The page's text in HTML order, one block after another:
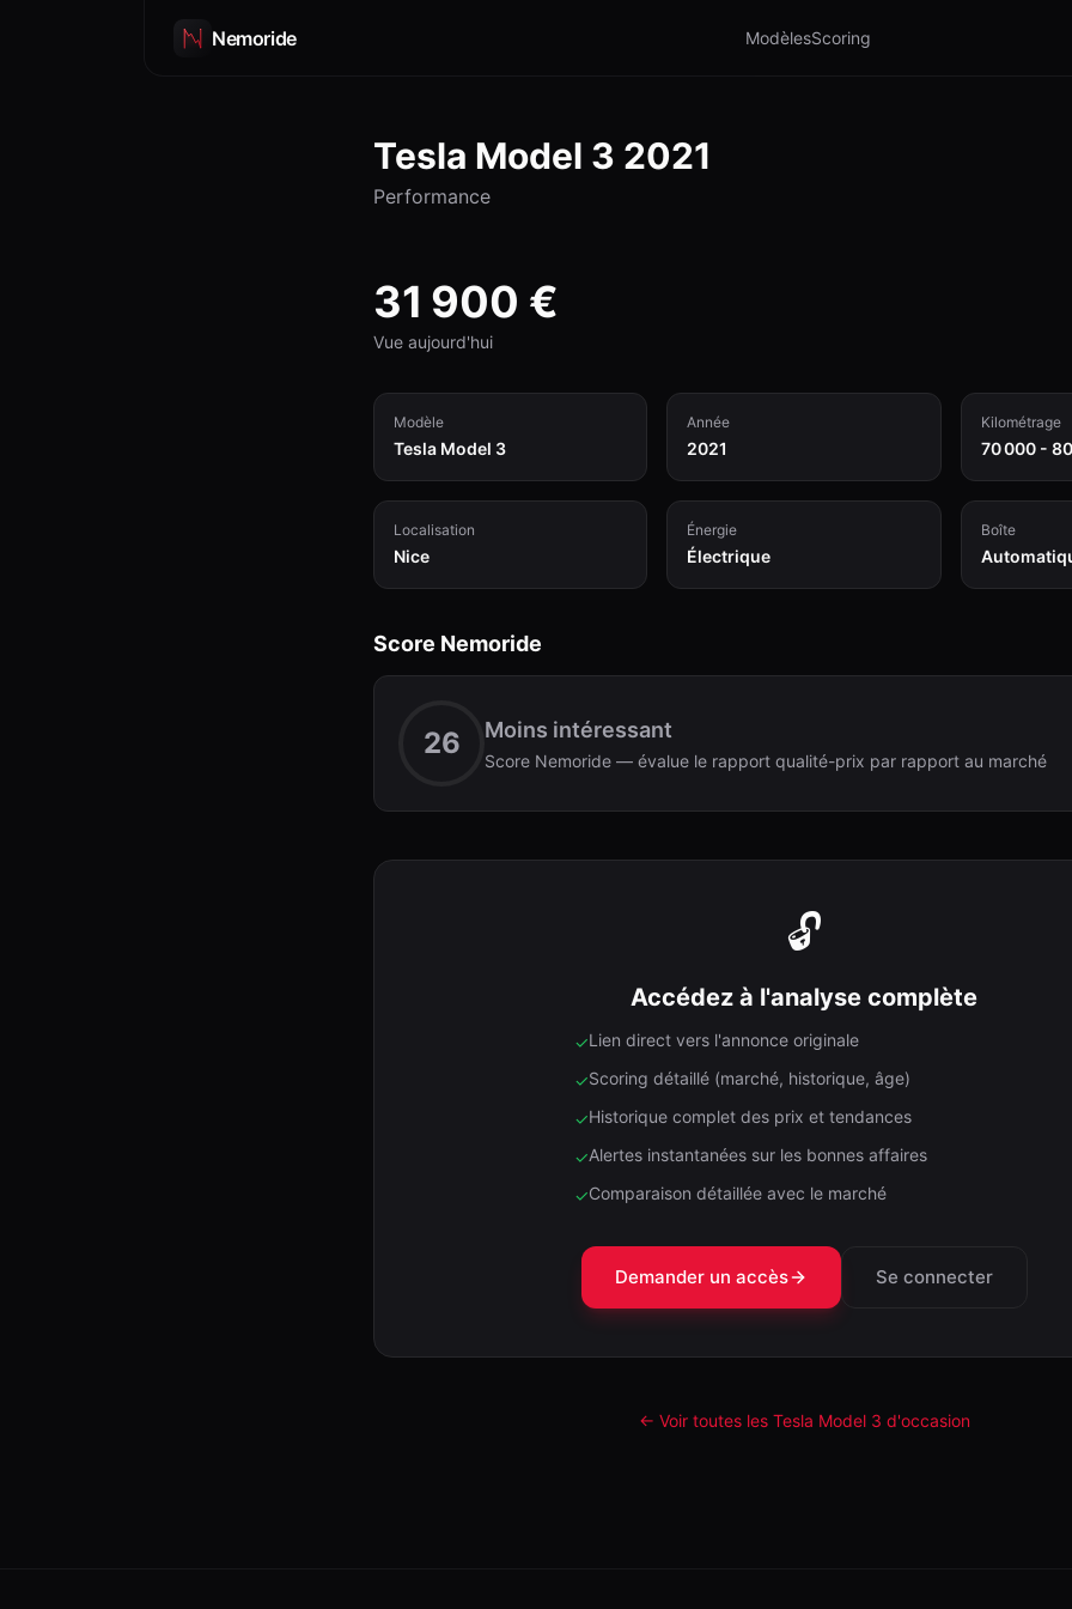
Nemoride ModèlesScoring
Tesla Model 3 2021
Performance
31 900 €
Vue aujourd'hui
Modèle
Tesla Model 3
Année
2021
Kilométrage
70 000 -
Localisation
Nice
Énergie
Électrique
Boîte
Score Nemoride
26 Moins intéressant
Score Nemoride — évalue le rapport qualité-prix par rapport au marché
🔓
Accédez à l'analyse complète
✓Lien direct vers l'annonce originale
✓Scoring détaillé (marché, historique, âge)
✓Historique complet des prix et tendances
✓Alertes instantanées sur les bonnes affaires
✓Comparaison détaillée avec le marché
Demander un accès Se connecter
← Voir toutes les Tesla Model 3 d'occasion